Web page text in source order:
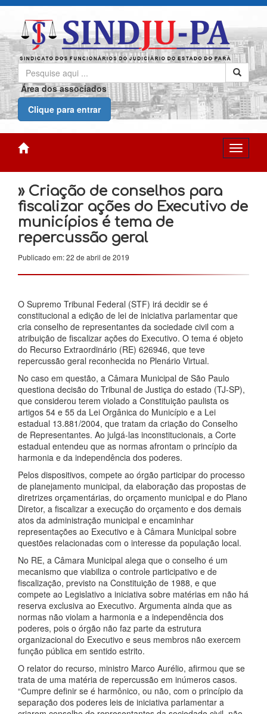
Área dos associados
Clique para entrar
» Criação de conselhos para
fiscalizar ações do Executivo de
municípios é tema de
repercussão geral
Publicado em: 22 de abril de 2019
O Supremo Tribunal Federal (STF) irá decidir se é
constitucional a edição de lei de iniciativa parlamentar que
cria conselho de representantes da sociedade civil com a
atribuição de fiscalizar ações do Executivo. O tema é objeto
do Recurso Extraordinário (RE) 626946, que teve
repercussão geral reconhecida no Plenário Virtual.
No caso em questão, a Câmara Municipal de São Paulo
questiona decisão do Tribunal de Justiça do estado (TJ-SP),
que considerou terem violado a Constituição paulista os
artigos 54 e 55 da Lei Orgânica do Município e a Lei
estadual 13.881/2004, que tratam da criação do Conselho
de Representantes. Ao julgá-las inconstitucionais, a Corte
estadual entendeu que as normas afrontam o princípio da
harmonia e da independência dos poderes.
Pelos dispositivos, compete ao órgão participar do processo
de planejamento municipal, da elaboração das propostas de
diretrizes orçamentárias, do orçamento municipal e do Plano
Diretor, a fiscalizar a execução do orçamento e dos demais
atos da administração municipal e encaminhar
representações ao Executivo e à Câmara Municipal sobre
questões relacionadas com o interesse da população local.
No RE, a Câmara Municipal alega que o conselho é um
mecanismo que viabiliza o controle participativo e de
fiscalização, previsto na Constituição de 1988, e que
compete ao Legislativo a iniciativa sobre matérias em não há
reserva exclusiva ao Executivo. Argumenta ainda que as
normas não violam a harmonia e a independência dos
poderes, pois o órgão não faz parte da estrutura
organizacional do Executivo e seus membros não exercem
função pública em sentido estrito.
O relator do recurso, ministro Marco Aurélio, afirmou que se
trata de uma matéria de repercussão em inúmeros casos.
“Cumpre definir se é harmônico, ou não, com o princípio da
separação dos poderes leis de iniciativa parlamentar a